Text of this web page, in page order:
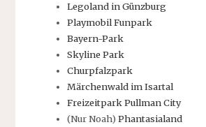
Legoland in Günzburg
Playmobil Funpark
Bayern-Park
Skyline Park
Churpfalzpark
Märchenwald im Isartal
Freizeitpark Pullman City
(Nur Noah)Phantasialand